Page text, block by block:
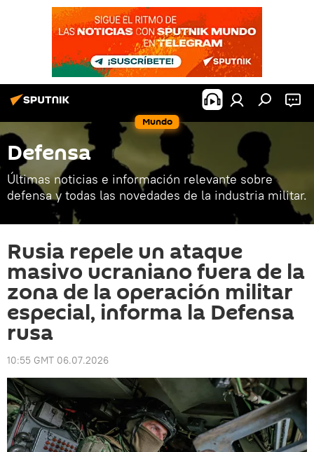
Mundo
Defensa
Últimas noticias e información relevante sobre
defensa y todas las novedades de la industria militar.
Rusia repele un ataque
masivo ucraniano fuera de la
zona de la operación militar
especial, informa la Defensa
rusa
10:55 GMT 06.07.2026